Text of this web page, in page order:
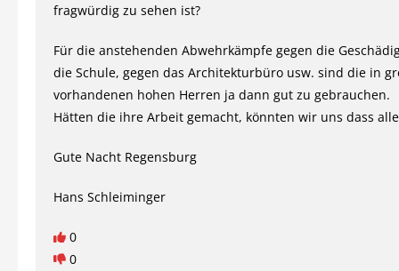
fragwürdig zu sehen ist?
Für die anstehenden Abwehrkämpfe gegen die
die Schule, gegen das Architekturbüro usw. sind die in
vorhandenen hohen Herren ja dann gut zu gebrauchen.
Hätten die ihre Arbeit gemacht, könnten wir uns dass
Gute Nacht Regensburg
Hans Schleiminger
0
0